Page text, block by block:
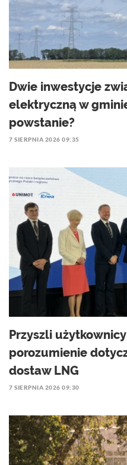
Dwie inwestycje
elektryczną w
powstanie?
7 SIERPNIA 2026 09:35
Przyszli
porozumienie
dostaw LNG
7 SIERPNIA 2026 09:30